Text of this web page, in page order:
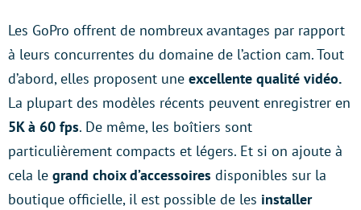
Les GoPro offrent de nombreux avantages par rapport
à leurs concurrentes du domaine de l’action cam. Tout
d’abord, elles proposent une excellente qualité vidéo.
La plupart des modèles récents peuvent enregistrer en
5K à 60 fps. De même, les boîtiers sont
particulièrement compacts et légers. Et si on ajoute à
cela le grand choix d’accessoires disponibles sur la
boutique officielle, il est possible de les installer